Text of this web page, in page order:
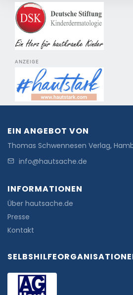
ANZEIGE
EIN ANGEBOT VON
Thomas Schwennesen Verlag,
info@hautsache.de
INFORMATIONEN
Über hautsache.de
Presse
Kontakt